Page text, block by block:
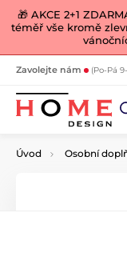
🎁 AKCE 2+1
téměř vše kromě
Zavolejte nám (Po-Pá
Úvod Osobní